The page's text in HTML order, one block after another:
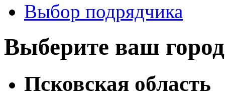
Выбор подрядчика
Выберите ваш город
Псковская область